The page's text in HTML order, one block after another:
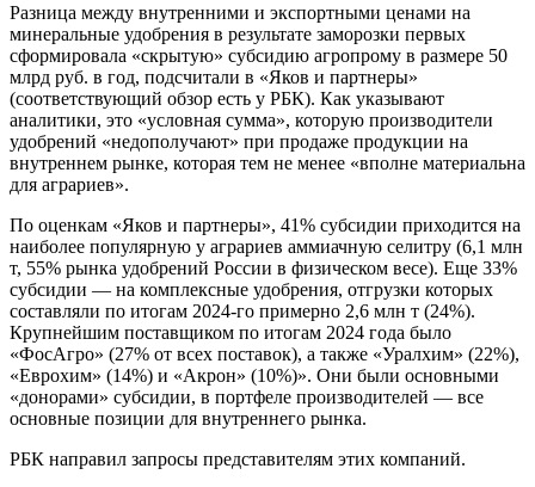
Разница между внутренними и экспортными ценами на
минеральные удобрения в результате заморозки первых
сформировала «скрытую» субсидию агропрому в размере 50
млрд руб. в год, подсчитали в «Яков и партнеры»
(соответствующий обзор есть у РБК). Как указывают
аналитики, это «условная сумма», которую производители
удобрений «недополучают» при продаже продукции на
внутреннем рынке, которая тем не менее «вполне материальна
для аграриев».
По оценкам «Яков и партнеры», 41% субсидии приходится на
наиболее популярную у аграриев аммиачную селитру (6,1 млн
т, 55% рынка удобрений России в физическом весе). Еще 33%
субсидии — на комплексные удобрения, отгрузки которых
составляли по итогам 2024-го примерно 2,6 млн т (24%).
Крупнейшим поставщиком по итогам 2024 года было
«ФосАгро» (27% от всех поставок), а также «Уралхим» (22%),
«Еврохим» (14%) и «Акрон» (10%)». Они были основными
«донорами» субсидии, в портфеле производителей — все
основные позиции для внутреннего рынка.
РБК направил запросы представителям этих компаний.